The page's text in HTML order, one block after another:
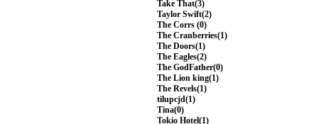
Take That(3)
Taylor Swift(2)
The Corrs (0)
The Cranberries(1)
The Doors(1)
The Eagles(2)
The GodFather(0)
The Lion king(1)
The Revels(1)
tilupcjd(1)
Tina(0)
Tokio Hotel(1)